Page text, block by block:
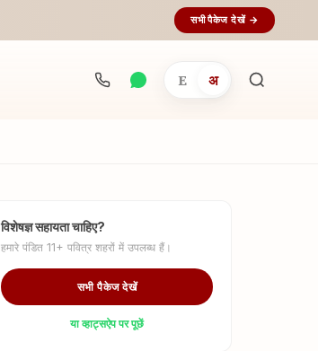
सभी पैकेज देखें →
E अ
अनुष्ठान
विशेषज्ञ सहायता चाहिए?
हमारे पंडित 11+ पवित्र शहरों में उपलब्ध हैं।
सभी पैकेज देखें
या व्हाट्सऐप पर पूछें